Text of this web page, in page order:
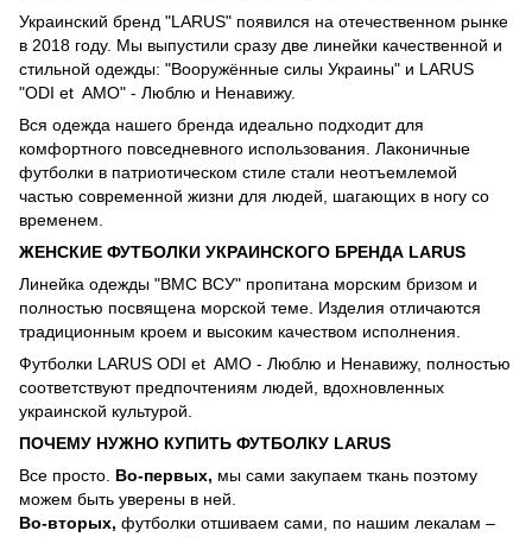
Украинский бренд "LARUS" появился на отечественном рынке
в 2018 году. Мы выпустили сразу две линейки качественной и
стильной одежды: "Вооружённые силы Украины" и LARUS
"ODI et AMO" - Люблю и Ненавижу.
Вся одежда нашего бренда идеально подходит для
комфортного повседневного использования. Лаконичные
футболки в патриотическом стиле стали неотъемлемой
частью современной жизни для людей, шагающих в ногу со
временем.
ЖЕНСКИЕ ФУТБОЛКИ УКРАИНСКОГО БРЕНДА LARUS
Линейка одежды "ВМС ВСУ" пропитана морским бризом и
полностью посвящена морской теме. Изделия отличаются
традиционным кроем и высоким качеством исполнения.
Футболки LARUS ODI et AMO - Люблю и Ненавижу, полностью
соответствуют предпочтениям людей, вдохновленных
украинской культурой.
ПОЧЕМУ НУЖНО КУПИТЬ ФУТБОЛКУ LARUS
Все просто. Во-первых, мы сами закупаем ткань поэтому
можем быть уверены в ней.
Во-вторых, футболки отшиваем сами, по нашим лекалам –